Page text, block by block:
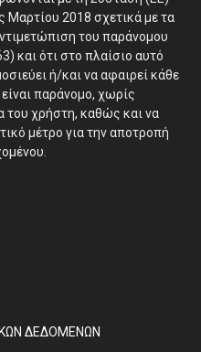
Μαρτίου 2018 σχετικά με τα
του παράνομου
και ότι στο πλαίσιο αυτό
ή/και να αφαιρεί κάθε
παράνομο, χωρίς
του χρήστη, καθώς και να
μέτρο για την αποτροπή
ΔΕΔΟΜΕΝΩΝ